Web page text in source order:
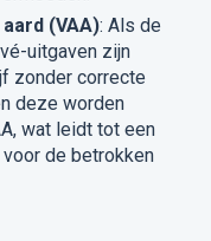
(VAA): Als de
uitgaven zijn
zonder correcte
deze worden
wat leidt tot een
de betrokken